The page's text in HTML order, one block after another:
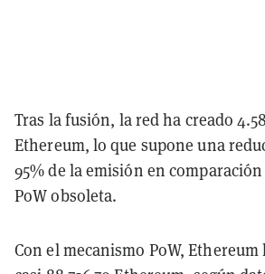
Tras la fusión, la red ha creado
Ethereum, lo que supone una
95% de la emisión en
PoW obsoleta.
Con el mecanismo PoW,